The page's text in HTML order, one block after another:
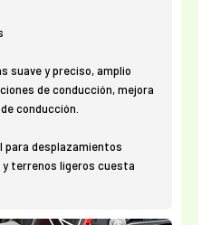
suave y preciso, amplio
de conducción, mejora
conducción.
para desplazamientos
terrenos ligeros cuesta